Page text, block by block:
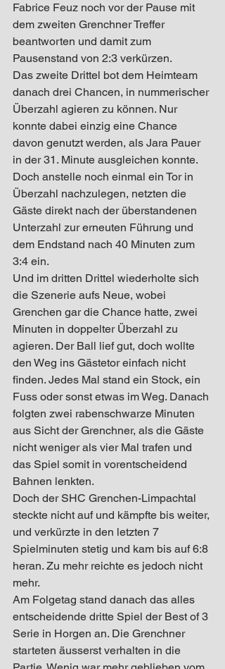
Fabrice Feuz noch vor der Pause mit
dem zweiten Grenchner Treffer
beantworten und damit zum
Pausenstand von 2:3 verkürzen.
Das zweite Drittel bot dem Heimteam
danach drei Chancen, in nummerischer
Überzahl agieren zu können. Nur
konnte dabei einzig eine Chance
davon genutzt werden, als Jara Pauer
in der 31. Minute ausgleichen konnte.
Doch anstelle noch einmal ein Tor in
Überzahl nachzulegen, netzten die
Gäste direkt nach der überstandenen
Unterzahl zur erneuten Führung und
dem Endstand nach 40 Minuten zum
3:4 ein.
Und im dritten Drittel wiederholte sich
die Szenerie aufs Neue, wobei
Grenchen gar die Chance hatte, zwei
Minuten in doppelter Überzahl zu
agieren. Der Ball lief gut, doch wollte
den Weg ins Gästetor einfach nicht
finden. Jedes Mal stand ein Stock, ein
Fuss oder sonst etwas im Weg. Danach
folgten zwei rabenschwarze Minuten
aus Sicht der Grenchner, als die Gäste
nicht weniger als vier Mal trafen und
das Spiel somit in vorentscheidend
Bahnen lenkten.
Doch der SHC Grenchen-Limpachtal
steckte nicht auf und kämpfte bis weiter,
und verkürzte in den letzten 7
Spielminuten stetig und kam bis auf 6:8
heran. Zu mehr reichte es jedoch nicht
mehr.
Am Folgetag stand danach das alles
entscheidende dritte Spiel der Best of 3
Serie in Horgen an. Die Grenchner
starteten äusserst verhalten in die